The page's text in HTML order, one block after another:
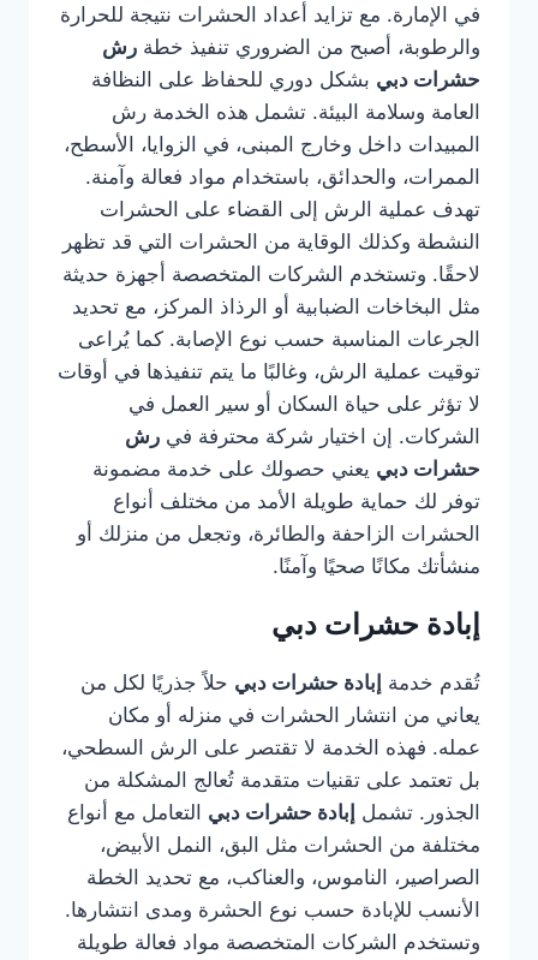
في الإمارة. مع تزايد أعداد الحشرات نتيجة للحرارة
والرطوبة، أصبح من الضروري تنفيذ خطة رش
حشرات دبي بشكل دوري للحفاظ على النظافة
العامة وسلامة البيئة. تشمل هذه الخدمة رش
المبيدات داخل وخارج المبنى، في الزوايا، الأسطح،
الممرات، والحدائق، باستخدام مواد فعالة وآمنة.
تهدف عملية الرش إلى القضاء على الحشرات
النشطة وكذلك الوقاية من الحشرات التي قد تظهر
لاحقًا. وتستخدم الشركات المتخصصة أجهزة حديثة
مثل البخاخات الضبابية أو الرذاذ المركز، مع تحديد
الجرعات المناسبة حسب نوع الإصابة. كما يُراعى
توقيت عملية الرش، وغالبًا ما يتم تنفيذها في أوقات
لا تؤثر على حياة السكان أو سير العمل في
الشركات. إن اختيار شركة محترفة في رش
حشرات دبي يعني حصولك على خدمة مضمونة
توفر لك حماية طويلة الأمد من مختلف أنواع
الحشرات الزاحفة والطائرة، وتجعل من منزلك أو
منشأتك مكانًا صحيًا وآمنًا.
إبادة حشرات دبي
تُقدم خدمة إبادة حشرات دبي حلاً جذريًا لكل من
يعاني من انتشار الحشرات في منزله أو مكان
عمله. فهذه الخدمة لا تقتصر على الرش السطحي،
بل تعتمد على تقنيات متقدمة تُعالج المشكلة من
الجذور. تشمل إبادة حشرات دبي التعامل مع أنواع
مختلفة من الحشرات مثل البق، النمل الأبيض،
الصراصير، الناموس، والعناكب، مع تحديد الخطة
الأنسب للإبادة حسب نوع الحشرة ومدى انتشارها.
وتستخدم الشركات المتخصصة مواد فعالة طويلة